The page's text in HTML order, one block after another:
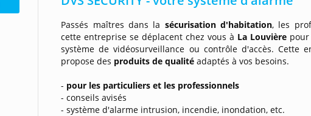
Passés maîtres dans la sécurisation d'habitation, les
cette entreprise se déplacent chez vous à La Louvière
système de vidéosurveillance ou contrôle d'accès. Cette
propose des produits de qualitéadaptés à vos besoins.
- pour les particuliers et les professionnels
- conseils avisés
- système d'alarme intrusion, incendie, inondation, etc.